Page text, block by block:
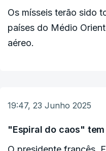
Os mísseis terão sido
países do Médio
aéreo.
19:47, 23 Junho 2025
"Espiral do caos"